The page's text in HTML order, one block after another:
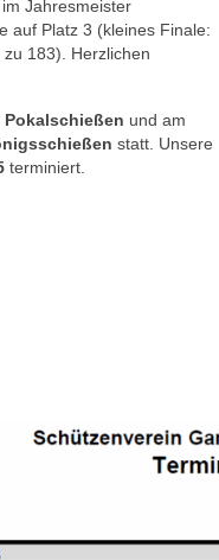
Jahresmeister
auf Platz 3 (kleines Finale:
183). Herzlichen
Pokalschießen und am
statt. Unsere
terminiert.